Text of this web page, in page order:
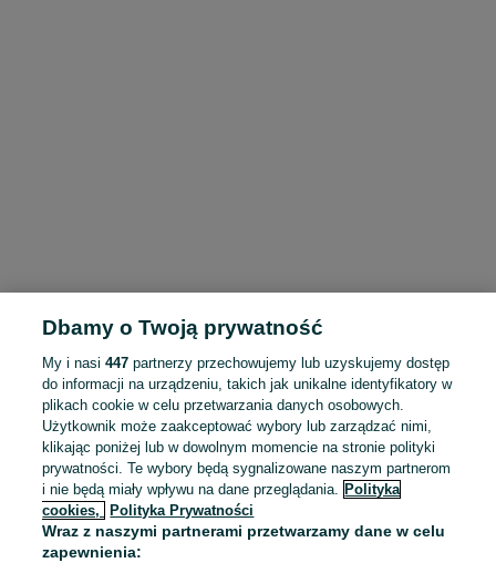
To ogłoszenie nie jest już dostępne
Dbamy o Twoją prywatność
My i nasi447 partnerzy przechowujemy lub uzyskujemy dostęp
do informacji na urządzeniu, takich jak unikalne identyfikatory w
plikach cookie w celu przetwarzania danych osobowych.
Użytkownik może zaakceptować wybory lub zarządzać nimi,
klikając poniżej lub w dowolnym momencie na stronie polityki
prywatności. Te wybory będą sygnalizowane naszym partnerom
i nie będą miały wpływu na dane przeglądania. Polityka
cookies,
Polityka Prywatności
Wraz z naszymi partnerami przetwarzamy dane w celu
zapewnienia: